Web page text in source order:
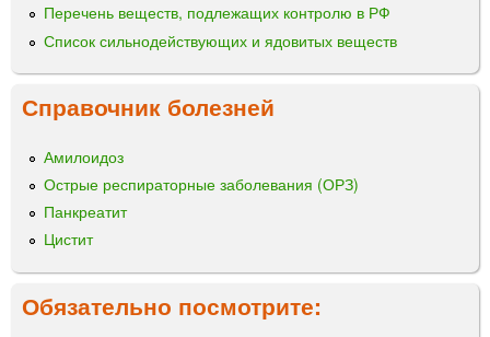
Перечень веществ, подлежащих контролю в РФ
Список сильнодействующих и ядовитых веществ
Справочник болезней
Амилоидоз
Острые респираторные заболевания (ОРЗ)
Панкреатит
Цистит
Обязательно посмотрите: